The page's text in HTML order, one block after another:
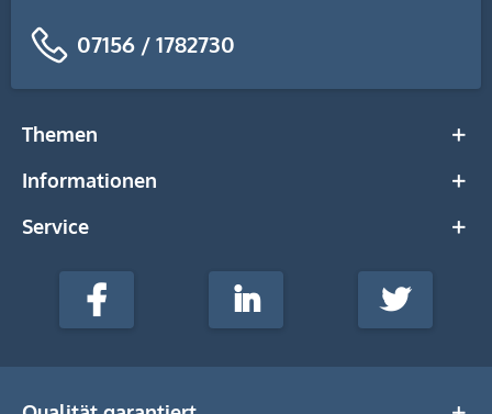
07156 / 1782730
Themen
Informationen
Service
stempel-
Media
Facebook LinkedIn Twitter